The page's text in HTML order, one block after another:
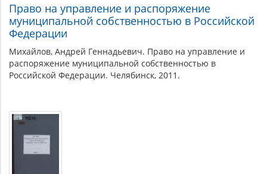
Право на управление и распоряжение
муниципальной собственностью в Российской
Федерации
Михайлов, Андрей Геннадьевич. Право на управление и
распоряжение муниципальной собственностью в
Российской Федерации. Челябинск, 2011.